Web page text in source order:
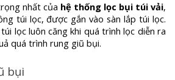
nhất của hệ thống lọc bụi túi vải,
túi lọc, được gắn vào sàn lắp túi lọc.
lọc luôn căng khi quá trình lọc diễn ra
quá trình rung giũ bụi.
bụi